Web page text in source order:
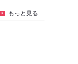
もっと見る